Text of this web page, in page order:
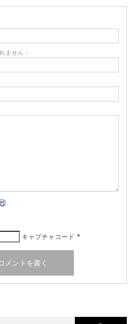
ません -
キャプチャコード *